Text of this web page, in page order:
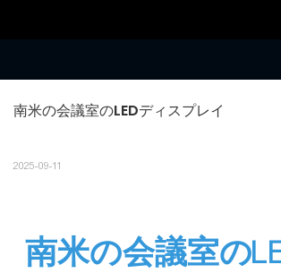
南米の会議室のLEDディスプレイ
2025-09-11
南米の会議室の